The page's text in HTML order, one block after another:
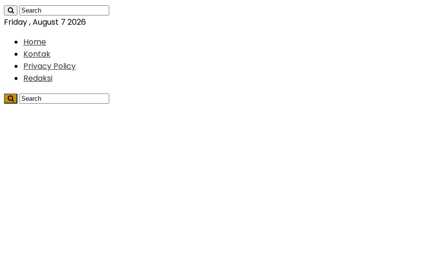
Friday , August 7 2026
Home
Kontak
Privacy Policy
Redaksi